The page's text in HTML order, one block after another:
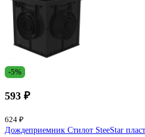
-5%
593 ₽
624 ₽
Дождеприемник Стилот SteeStar